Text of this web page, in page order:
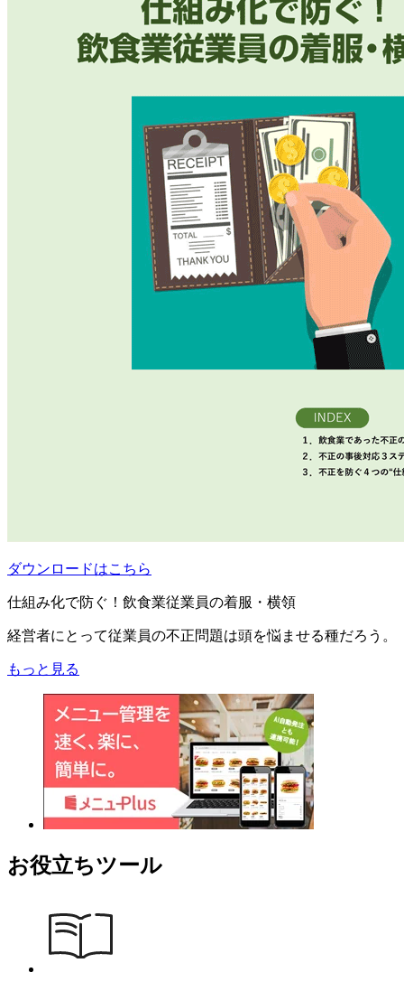
ダウンロードはこちら
仕組み化で防ぐ！飲食業従業員の着服・横領
経営者にとって従業員の不正問題は頭を悩ませる種だろう。
もっと見る
お役立ちツール